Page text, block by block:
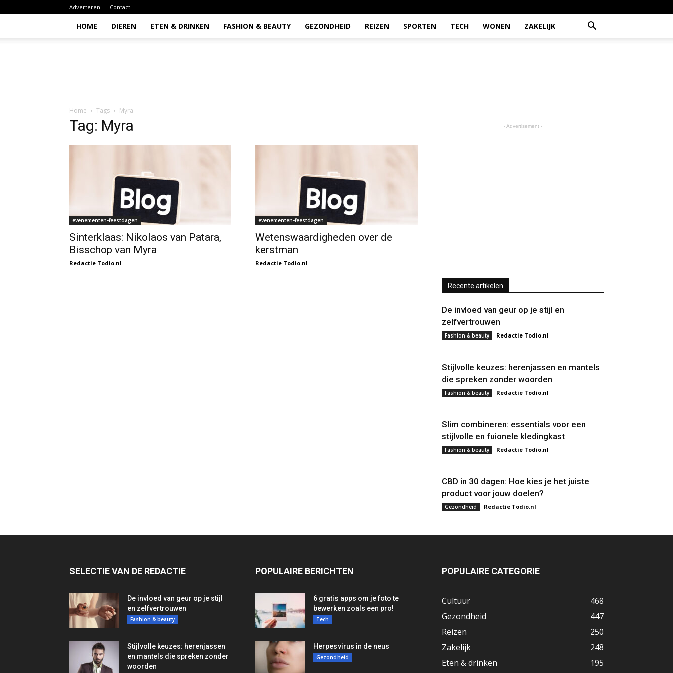
Adverteren Contact
HOME DIEREN ETEN & DRINKEN FASHION & BEAUTY GEZONDHEID REIZEN SPORTEN TECH WONEN ZAKELIJK
Home Tags Myra
Tag: Myra
evenementen-feestdagen
Sinterklaas: Nikolaos van Patara,
Bisschop van Myra
Redactie Todio.nl
evenementen-feestdagen
Wetenswaardigheden over de
kerstman
Redactie Todio.nl
- Advertisement -
Recente artikelen
De invloed van geur op je stijl en
zelfvertrouwen
Fashion & beauty Redactie Todio.nl
Stijlvolle keuzes: herenjassen en mantels
die spreken zonder woorden
Fashion & beauty Redactie Todio.nl
Slim combineren: essentials voor een
stijlvolle en fuionele kledingkast
Fashion & beauty Redactie Todio.nl
CBD in 30 dagen: Hoe kies je het juiste
product voor jouw doelen?
Gezondheid Redactie Todio.nl
SELECTIE VAN DE REDACTIE
De invloed van geur op je stijl
en zelfvertrouwen
Fashion & beauty
Stijlvolle keuzes: herenjassen
en mantels die spreken zonder
woorden
POPULAIRE BERICHTEN
6 gratis apps om je foto te
bewerken zoals een pro!
Tech
Herpesvirus in de neus
Gezondheid
POPULAIRE CATEGORIE
Cultuur
468
Gezondheid
447
Reizen
250
Zakelijk
248
Eten & drinken
195